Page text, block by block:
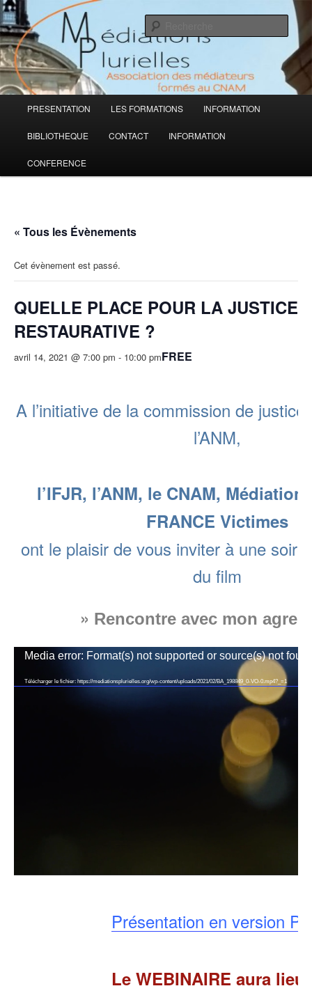
Aller
au
contenu
principalAssociation des médiateurs formés
au CNAM
Médiations Plurielles
PRESENTATION LES FORMATIONS INFORMATION
BIBLIOTHEQUE CONTACT INFORMATION
CONFERENCE
« Tous les Évènements
Cet évènement est passé.
QUELLE PLACE POUR LA JUSTICE
RESTAURATIVE ?
avril 14, 2021 @ 7:00 pm - 10:00 pmFREE
A l’initiative de la commission de
l’ANM,
l’IFJR, l’ANM, le CNAM,
FRANCE Victimes
ont le plaisir de vous inviter à une
du film
» Rencontre avec mon
Lecteur
vidéo
Media error: Format(s) not supported or source(s) not
Télécharger le fichier: https://mediationsplurielles.org/wp-content/uploads/2021/02/BA_198849_0-VO-0.mp4?_=1
Présentation en version
Le WEBINAIRE aura lieu